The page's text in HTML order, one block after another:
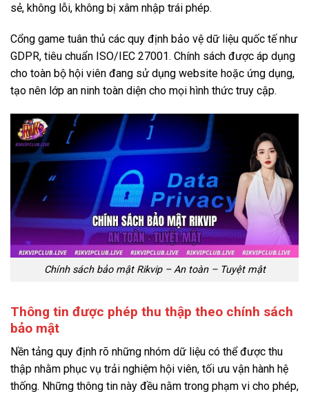
sẻ, không lỗi, không bị xâm nhập trái phép.
Cổng game tuân thủ các quy định bảo vệ dữ liệu quốc tế như
GDPR, tiêu chuẩn ISO/IEC 27001. Chính sách được áp dụng
cho toàn bộ hội viên đang sử dụng website hoặc ứng dụng,
tạo nên lớp an ninh toàn diện cho mọi hình thức truy cập.
Chính sách bảo mật Rikvip – An toàn – Tuyệt mật
Thông tin được phép thu thập theo chính sách
bảo mật
Nền tảng quy định rõ những nhóm dữ liệu có thể được thu
thập nhằm phục vụ trải nghiệm hội viên, tối ưu vận hành hệ
thống. Những thông tin này đều nằm trong phạm vi cho phép,